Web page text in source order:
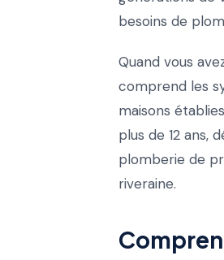
besoins de
Quand vous
comprend les
maisons
plus de 12 ans,
plomberie de
riveraine.